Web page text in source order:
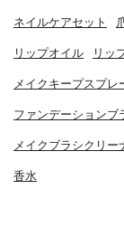
ネイルケアセット
リップオイル リッ
メイクキープスプレ
ファンデーションブ
メイクブラシクリー
香水